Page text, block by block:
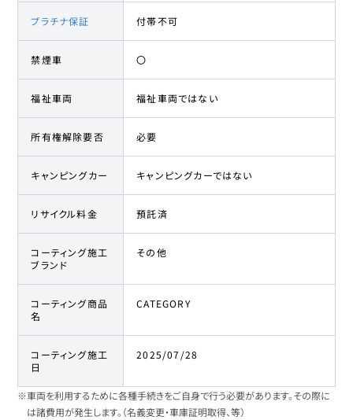
プラチナ保証 付帯不可
禁煙車 〇
福祉車両 福祉車両ではない
所有権解除要否 必要
キャンピングカー キャンピングカーではない
リサイクル料金 預託済
コーティング施工
ブランド
その他
コーティング商品
名
CATEGORY
コーティング施工
日
2025/07/28
※車両を利用するために各種手続きをご自身で行う必要があります。その際に
は諸費用が発生します。（名義変更・車庫証明取得、等）